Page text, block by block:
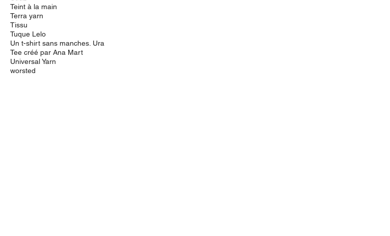
Teint à la main
Terra yarn
Tissu
Tuque Lelo
Un t-shirt sans manches. Ura
Tee créé par Ana Mart
Universal Yarn
worsted